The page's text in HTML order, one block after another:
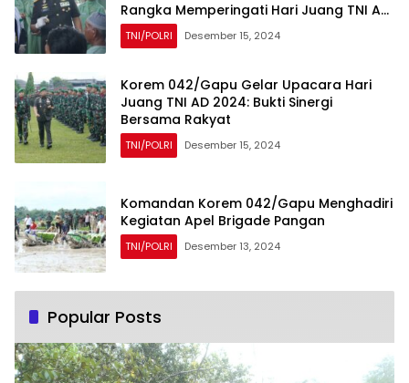
Rangka Memperingati Hari Juang TNI AD
Tahun 2024
TNI/POLRI Desember 15, 2024
Korem 042/Gapu Gelar Upacara Hari
Juang TNI AD 2024: Bukti Sinergi
Bersama Rakyat
TNI/POLRI Desember 15, 2024
Komandan Korem 042/Gapu Menghadiri
Kegiatan Apel Brigade Pangan
TNI/POLRI Desember 13, 2024
Popular Posts